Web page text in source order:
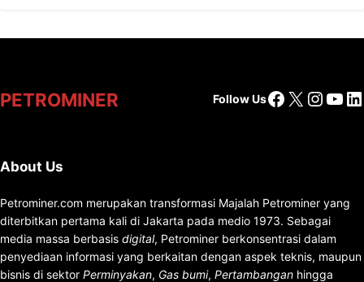
PETROMINER Follow UsFacebook
X
About Us
Petrominer.com merupakan transformasi Majalah Petrominer yang
diterbitkan pertama kali di Jakarta pada medio 1973. Sebagai
media massa berbasis digital, Petrominer berkonsentrasi dalam
penyediaan informasi yang berkaitan dengan aspek teknis, maupun
bisnis di sektor Perminyakan, Gas bumi, Pertambangan hingga